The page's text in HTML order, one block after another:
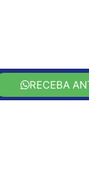
RECEBA